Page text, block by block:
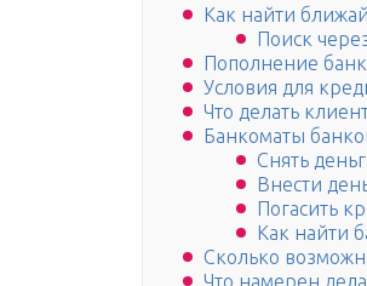
Как найти
Поиск
Пополнение
Условия для
Что делать
Банкоматы
Снять
Внести
Погасить
Как найти
Сколько
Что намерен